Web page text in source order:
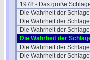
1978 - Das große
Die Wahrheit der
Die Wahrheit der
Die Wahrheit der
Die Wahrheit der
Die Wahrheit der
Die Wahrheit der